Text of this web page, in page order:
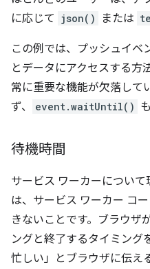
に応じて json() または
この例では、プッシュイベ
とデータにアクセスする方
常に重要な機能が欠落して
ず、
event.waitUntil()
待機時間
サービス ワーカーについ
は、サービス ワーカー コ
きないことです。ブラウザ
ングと終了するタイミング
忙しい」とブラウザに伝え